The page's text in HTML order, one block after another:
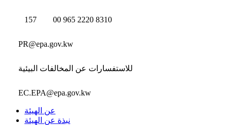
157 00 965 2220 8310
PR@epa.gov.kw
للاستفسارات عن المخالفات البيئية
EC.EPA@epa.gov.kw
عن الهيئة
نبذة عن الهيئة